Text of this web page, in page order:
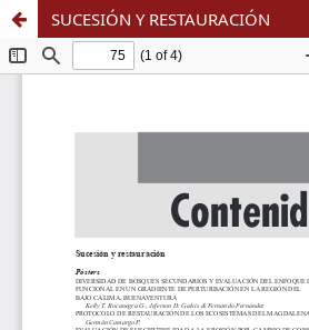
SUCESIÓN Y RESTAURACIÓN